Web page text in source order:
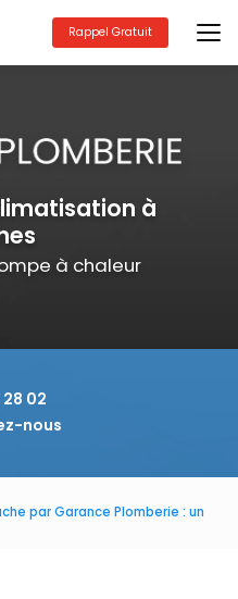
Rappel Gratuit
à
à chaleur
28 02
nous
par Garance Plomberie : un